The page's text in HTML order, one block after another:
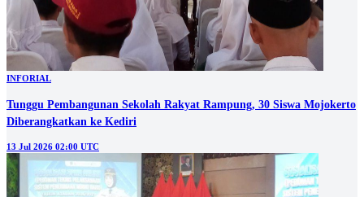
INFORIAL
Tunggu Pembangunan Sekolah Rakyat Rampung, 30 Siswa Mojokerto
Diberangkatkan ke Kediri
13 Jul 2026 02:00 UTC